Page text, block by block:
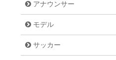
アナウンサー
モデル
サッカー